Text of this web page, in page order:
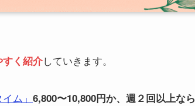
く紹介していきます。
ム」 6,800〜10,800円か、週２回以上なら